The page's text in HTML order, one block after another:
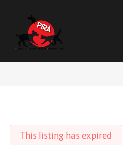
This listing has expired